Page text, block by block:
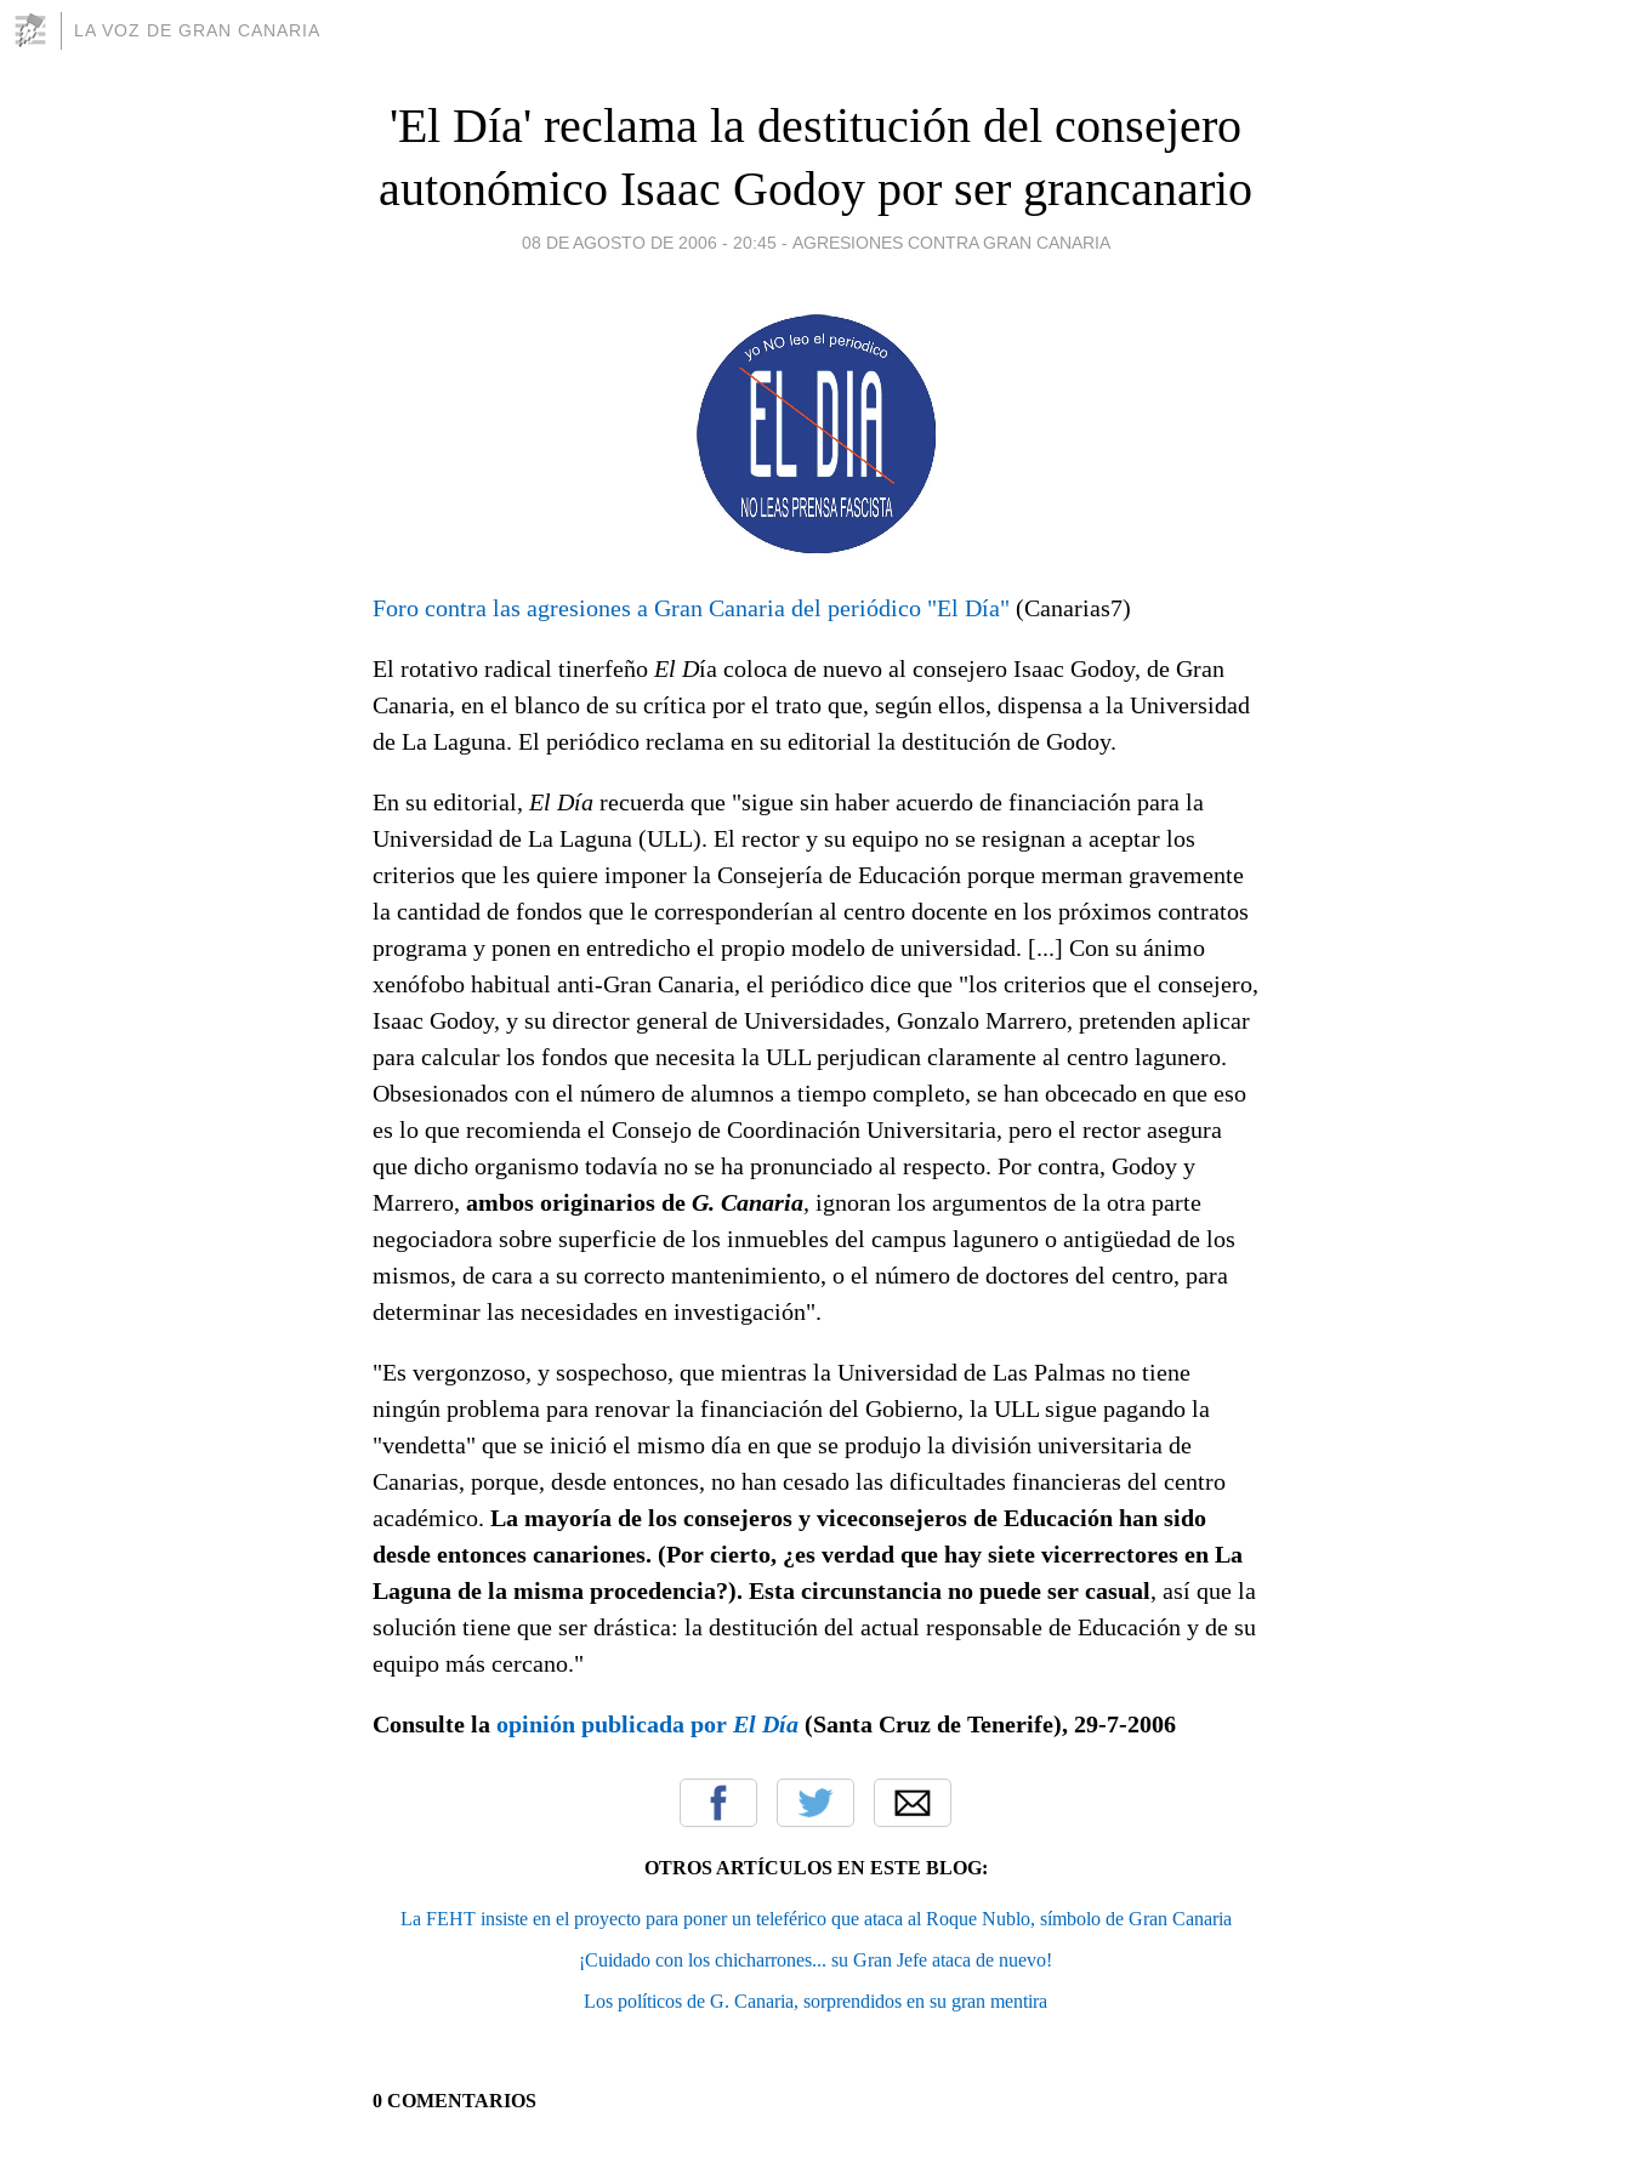
LA VOZ DE GRAN CANARIA
'El Día' reclama la destitución del consejero
autonómico Isaac Godoy por ser grancanario
08 DE AGOSTO DE 2006 - 20:45 - AGRESIONES CONTRA GRAN CANARIA
Foro contra las agresiones a Gran Canaria del periódico "El Día" (Canarias7)
El rotativo radical tinerfeño El Día coloca de nuevo al consejero Isaac Godoy, de Gran
Canaria, en el blanco de su crítica por el trato que, según ellos, dispensa a la Universidad
de La Laguna. El periódico reclama en su editorial la destitución de Godoy.
En su editorial, El Día recuerda que "sigue sin haber acuerdo de financiación para la
Universidad de La Laguna (ULL). El rector y su equipo no se resignan a aceptar los
criterios que les quiere imponer la Consejería de Educación porque merman gravemente
la cantidad de fondos que le corresponderían al centro docente en los próximos contratos
programa y ponen en entredicho el propio modelo de universidad. [...] Con su ánimo
xenófobo habitual anti-Gran Canaria, el periódico dice que "los criterios que el consejero,
Isaac Godoy, y su director general de Universidades, Gonzalo Marrero, pretenden aplicar
para calcular los fondos que necesita la ULL perjudican claramente al centro lagunero.
Obsesionados con el número de alumnos a tiempo completo, se han obcecado en que eso
es lo que recomienda el Consejo de Coordinación Universitaria, pero el rector asegura
que dicho organismo todavía no se ha pronunciado al respecto. Por contra, Godoy y
Marrero, ambos originarios de G. Canaria, ignoran los argumentos de la otra parte
negociadora sobre superficie de los inmuebles del campus lagunero o antigüedad de los
mismos, de cara a su correcto mantenimiento, o el número de doctores del centro, para
determinar las necesidades en investigación".
"Es vergonzoso, y sospechoso, que mientras la Universidad de Las Palmas no tiene
ningún problema para renovar la financiación del Gobierno, la ULL sigue pagando la
"vendetta" que se inició el mismo día en que se produjo la división universitaria de
Canarias, porque, desde entonces, no han cesado las dificultades financieras del centro
académico. La mayoría de los consejeros y viceconsejeros de Educación han sido
desde entonces canariones. (Por cierto, ¿es verdad que hay siete vicerrectores en La
Laguna de la misma procedencia?). Esta circunstancia no puede ser casual, así que la
solución tiene que ser drástica: la destitución del actual responsable de Educación y de su
equipo más cercano."
Consulte la opinión publicada por El Día (Santa Cruz de Tenerife), 29-7-2006
OTROS ARTÍCULOS EN ESTE BLOG:
La FEHT insiste en el proyecto para poner un teleférico que ataca al Roque Nublo, símbolo de Gran Canaria
¡Cuidado con los chicharrones... su Gran Jefe ataca de nuevo!
Los políticos de G. Canaria, sorprendidos en su gran mentira
0 COMENTARIOS